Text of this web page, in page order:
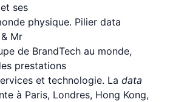
ses
physique. Pilier data
Mr
de BrandTech au monde,
prestations
et technologie. La data
à Paris, Londres, Hong Kong,